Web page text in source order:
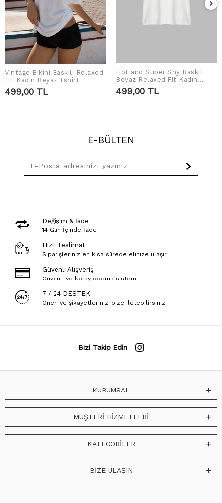
SEPETE EKLE
Vintage Bikini Baskılı Relaxed
Fit Kadın Beyaz Tshirt
499,00 TL
SEPETE EKLE
Hot and Super Shy Baskılı
Beyaz Relaxed Fit Kadın
Tshirt
499,00 TL
E-BÜLTEN
Değişim & İade
14 Gün İçinde İade
Hızlı Teslimat
Siparişleriniz en kısa sürede elinize ulaşır.
Güvenli Alışveriş
Güvenli ve kolay ödeme sistemi
7 / 24 DESTEK
Öneri ve şikayetlerinizi bize iletebilirsiniz.
Bizi Takip Edin
KURUMSAL
MÜŞTERİ HİZMETLERİ
KATEGORİLER
BİZE ULAŞIN